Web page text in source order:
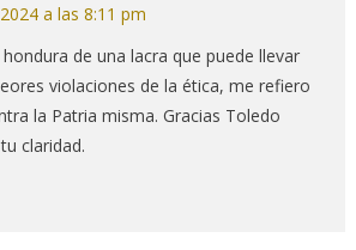
a las 8:11 pm
de una lacra que puede llevar
violaciones de la ética, me refiero
la Patria misma. Gracias Toledo
claridad.